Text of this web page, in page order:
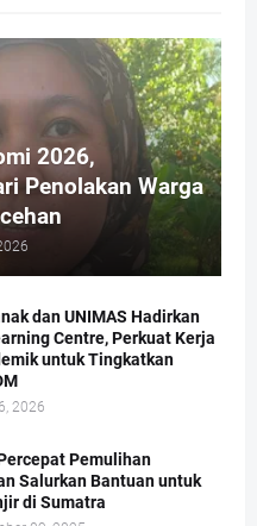
2026,
Penolakan Warga
dan UNIMAS Hadirkan
Centre, Perkuat Kerja
untuk Tingkatkan
2026
Pemulihan
Salurkan Bantuan untuk
di Sumatra